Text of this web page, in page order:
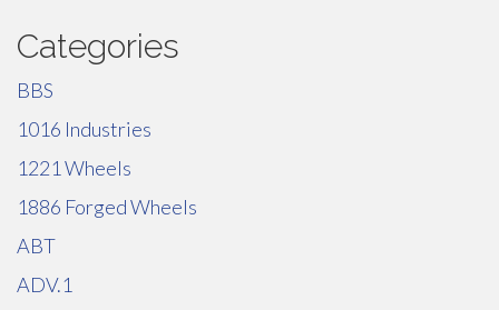
Categories
BBS
1016 Industries
1221 Wheels
1886 Forged Wheels
ABT
ADV.1